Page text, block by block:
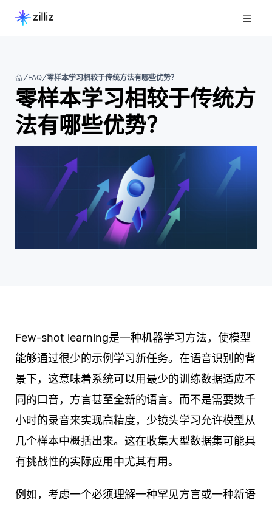
FAQ 零样本学习相较于传统方法有哪些优势？
零样本学习相较于传统方
法有哪些优势？
Few-shot learning是一种机器学习方法，使模型
能够通过很少的示例学习新任务。在语音识别的背
景下，这意味着系统可以用最少的训练数据适应不
同的口音，方言甚至全新的语言。而不是需要数千
小时的录音来实现高精度，少镜头学习允许模型从
几个样本中概括出来。这在收集大型数据集可能具
有挑战性的实际应用中尤其有用。
例如，考虑一个必须理解一种罕见方言或一种新语